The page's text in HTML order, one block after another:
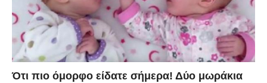
Ότι πιο όμορφο είδατε σήμερα! Δύο μωράκια